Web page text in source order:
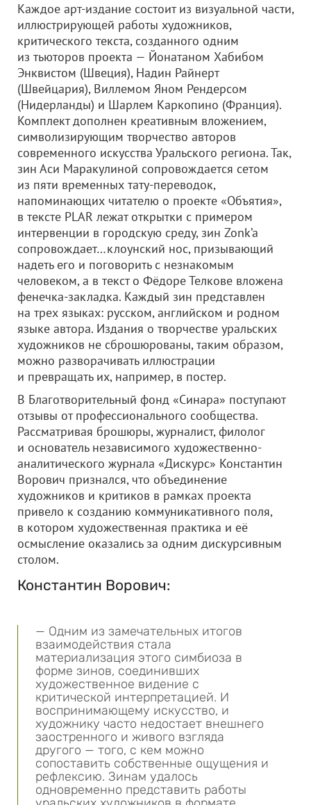
Каждое арт-издание состоит из визуальной части,
иллюстрирующей работы художников,
критического текста, созданного одним
из тьюторов проекта — Йонатаном Хабибом
Энквистом (Швеция), Надин Райнерт
(Швейцария), Виллемом Яном Рендерсом
(Нидерланды) и Шарлем Каркопино (Франция).
Комплект дополнен креативным вложением,
символизирующим творчество авторов
современного искусства Уральского региона. Так,
зин Аси Маракулиной сопровождается сетом
из пяти временных тату-переводок,
напоминающих читателю о проекте «Объятия»,
в тексте PLAR лежат открытки с примером
интервенции в городскую среду, зин Zonk’a
сопровождает…клоунский нос, призывающий
надеть его и поговорить с незнакомым
человеком, а в текст о Фёдоре Телкове вложена
фенечка-закладка. Каждый зин представлен
на трех языках: русском, английском и родном
языке автора. Издания о творчестве уральских
художников не сброшюрованы, таким образом,
можно разворачивать иллюстрации
и превращать их, например, в постер.
В Благотворительный фонд «Синара» поступают
отзывы от профессионального сообщества.
Рассматривая брошюры, журналист, филолог
и основатель независимого художественно-
аналитического журнала «Дискурс» Константин
Ворович признался, что объединение
художников и критиков в рамках проекта
привело к созданию коммуникативного поля,
в котором художественная практика и её
осмысление оказались за одним дискурсивным
столом.
Константин Ворович:
— Одним из замечательных итогов
взаимодействия стала
материализация этого симбиоза в
форме зинов, соединивших
художественное видение с
критической интерпретацией. И
воспринимающему искусство, и
художнику часто недостает внешнего
заостренного и живого взгляда
другого — того, с кем можно
сопоставить собственные ощущения и
рефлексию. Зинам удалось
одновременно представить работы